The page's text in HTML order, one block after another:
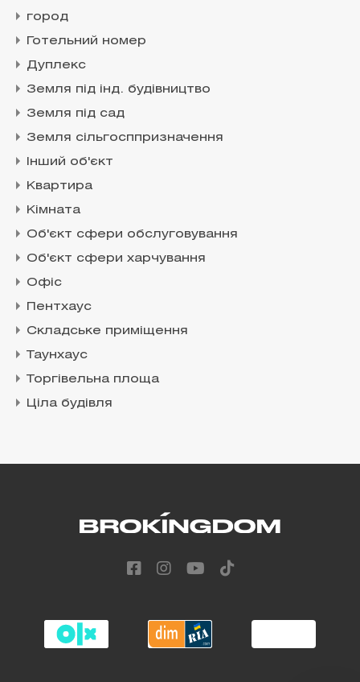
город
Готельний номер
Дуплекс
Земля під інд. будівництво
Земля під сад
Земля сільгосппризначення
Інший об'єкт
Квартира
Кімната
Об'єкт сфери обслуговування
Об'єкт сфери харчування
Офіс
Пентхаус
Складське приміщення
Таунхаус
Торгівельна площа
Ціла будівля